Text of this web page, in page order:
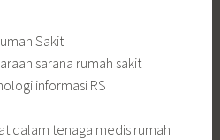
Sakit
sarana rumah sakit
informasi RS
dalam tenaga medis rumah